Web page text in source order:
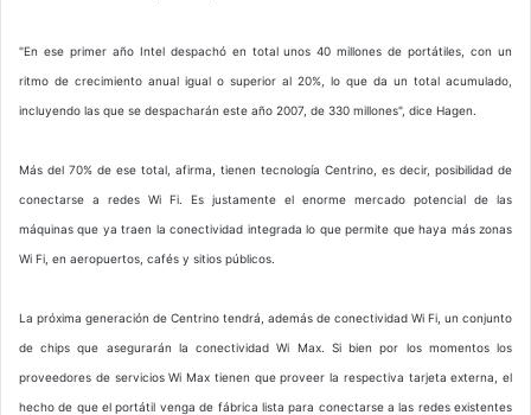
"En ese primer año Intel despachó en total unos 40 millones de portátiles, con un
ritmo de crecimiento anual igual o superior al 20%, lo que da un total acumulado,
incluyendo las que se despacharán este año 2007, de 330 millones", dice Hagen.
Más del 70% de ese total, afirma, tienen tecnología Centrino, es decir, posibilidad de
conectarse a redes Wi Fi. Es justamente el enorme mercado potencial de las
máquinas que ya traen la conectividad integrada lo que permite que haya más zonas
Wi Fi, en aeropuertos, cafés y sitios públicos.
La próxima generación de Centrino tendrá, además de conectividad Wi Fi, un conjunto
de chips que asegurarán la conectividad Wi Max. Si bien por los momentos los
proveedores de servicios Wi Max tienen que proveer la respectiva tarjeta externa, el
hecho de que el portátil venga de fábrica lista para conectarse a las redes existentes